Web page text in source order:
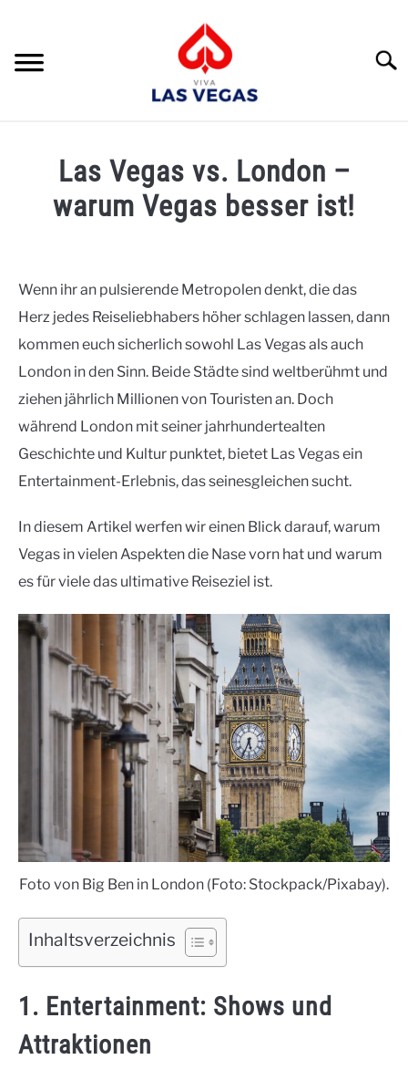
content
Suche
RATGEBER
REISEPLANUNG
SEHENSWÜRDIGKEITEN
EVENTS
Las Vegas vs. London –
warum Vegas besser ist!
in
Reiseplanung
Wenn ihr an pulsierende Metropolen denkt, die das
Herz jedes Reiseliebhabers höher schlagen lassen, dann
kommen euch sicherlich sowohl Las Vegas als auch
London in den Sinn. Beide Städte sind weltberühmt und
ziehen jährlich Millionen von Touristen an. Doch
während London mit seiner jahrhundertealten
Geschichte und Kultur punktet, bietet Las Vegas ein
Entertainment-Erlebnis, das seinesgleichen sucht.
In diesem Artikel werfen wir einen Blick darauf, warum
Vegas in vielen Aspekten die Nase vorn hat und warum
es für viele das ultimative Reiseziel ist.
Foto von Big Ben in London (Foto: Stockpack/Pixabay).
Inhaltsverzeichnis
1. Entertainment: Shows und
Attraktionen